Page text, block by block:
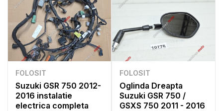
FOLOSIT
Suzuki GSR 750 2012-
2016 instalatie
electrica completa
FOLOSIT
Oglinda Dreapta
Suzuki GSR 750 /
GSXS 750 2011 - 2016